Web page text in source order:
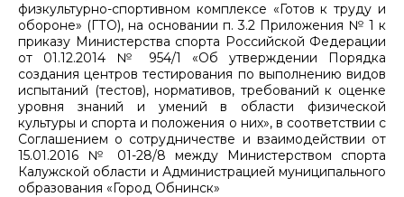
физкультурно-спортивном комплексе «Готов к труду и
обороне» (ГТО), на основании п. 3.2 Приложения № 1 к
приказу Министерства спорта Российской Федерации
от 01.12.2014 № 954/1 «Об утверждении Порядка
создания центров тестирования по выполнению видов
испытаний (тестов), нормативов, требований к оценке
уровня знаний и умений в области физической
культуры и спорта и положения о них», в соответствии с
Соглашением о сотрудничестве и взаимодействии от
15.01.2016 № 01-28/8 между Министерством спорта
Калужской области и Администрацией муниципального
образования «Город Обнинск»